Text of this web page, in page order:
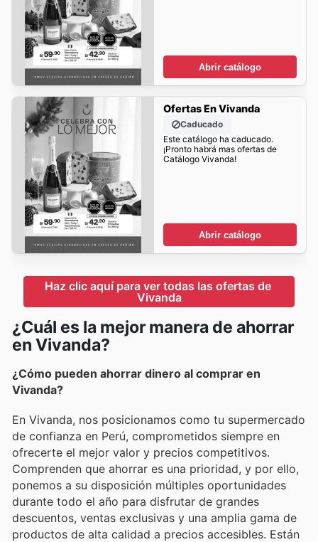
Abrir catálogo
Ofertas En Vivanda
Caducado
Este catálogo ha caducado.
¡Pronto habrá mas ofertas de
Catálogo Vivanda!
Abrir catálogo
Haz clic aquí para ver todas las ofertas de
Vivanda
¿Cuál es la mejor manera de ahorrar
en Vivanda?
¿Cómo pueden ahorrar dinero al comprar en
Vivanda?
En Vivanda, nos posicionamos como tu supermercado
de confianza en Perú, comprometidos siempre en
ofrecerte el mejor valor y precios competitivos.
Comprenden que ahorrar es una prioridad, y por ello,
ponemos a su disposición múltiples oportunidades
durante todo el año para disfrutar de grandes
descuentos, ventas exclusivas y una amplia gama de
productos de alta calidad a precios accesibles. Están